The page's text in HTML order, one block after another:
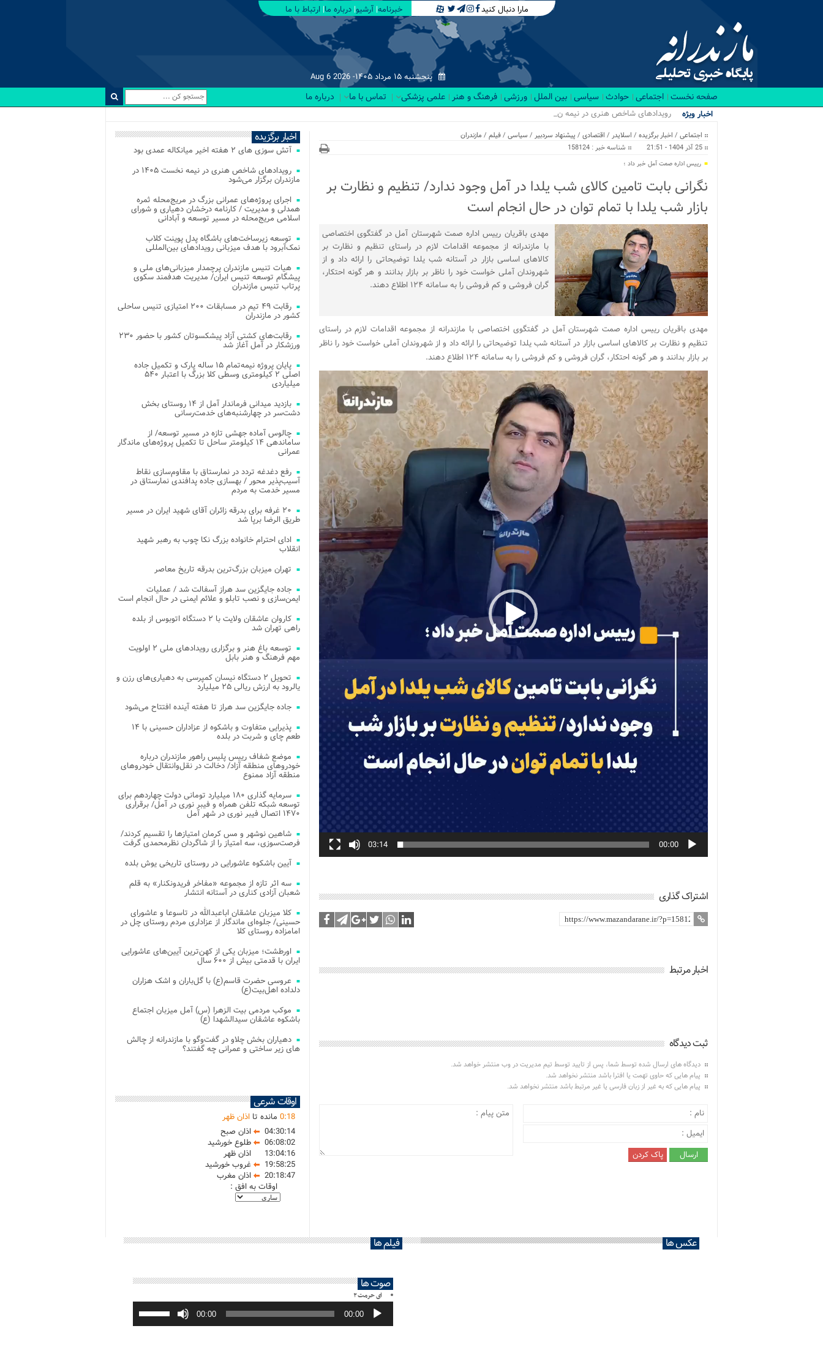
مارا دنبال کنید خبرنامه آرشیو درباره ما ارتباط با ما
پنجشنبه ۱۵ مرداد ۱۴۰۵- Aug 6 2026
صفحه نخست اجتماعی حوادث سیاسی بین الملل ورزشی فرهنگ و هنر علمی پزشکی تماس با ما درباره ما
اخبار ویژه رویدادهای شاخص هنری در نیمه نخست ۱۴۰۵ در _
اجتماعی / اخبار برگزیده / اسلایدر / اقتصادی / پیشنهاد سردبیر / سیاسی /فیلم / مازندران
25 آذر 1404 - 21:51
شناسه خبر : 158124
رییس اداره صمت آمل خبر داد ؛
نگرانی بابت تامین کالای شب یلدا در آمل وجود ندارد/ تنظیم و نظارت بر
بازار شب یلدا با تمام توان در حال انجام است
مهدی باقریان رییس اداره صمت شهرستان آمل در گفتگوی اختصاصی
با مازندرانه از مجموعه اقدامات لازم در راستای تنظیم و نظارت بر
کالاهای اساسی بازار در آستانه شب یلدا توضیحاتی را ارائه داد و از
شهروندان آملی خواست خود را ناظر بر بازار بدانند و هر گونه احتکار،
گران فروشی و کم فروشی را به سامانه ۱۲۴ اطلاع دهند.
مهدی باقریان رییس اداره صمت شهرستان آمل در گفتگوی اختصاصی با مازندرانه از مجموعه اقدامات لازم در راستای
تنظیم و نظارت بر کالاهای اساسی بازار در آستانه شب یلدا توضیحاتی را ارائه داد و از شهروندان آملی خواست خود را ناظر
بر بازار بدانند و هر گونه احتکار، گران فروشی و کم فروشی را به سامانه ۱۲۴ اطلاع دهند.
نمایشگر
ویدیو
00:00
03:14
اشتراک گذاری
اخبار مرتبط
ثبت دیدگاه
دیدگاه های ارسال شده توسط شما، پس از تایید توسط تیم مدیریت در وب منتشر خواهد شد.
پیام هایی که حاوی تهمت یا افترا باشد منتشر نخواهد شد.
پیام هایی که به غیر از زبان فارسی یا غیر مرتبط باشد منتشر نخواهد شد.
اخبار برگزیده
آتش‌ سوزی‌ های ۲ هفته اخیر میانکاله عمدی بود
رویدادهای شاخص هنری در نیمه نخست ۱۴۰۵ در
مازندران برگزار می‌شود
اجرای پروژه‌های عمرانی بزرگ در مریج‌محله ثمره
همدلی و مدیریت / کارنامه درخشان دهیاری و شورای
اسلامی مریج‌محله در مسیر توسعه و آبادانی
توسعه زیرساخت‌های باشگاه پدل پوینت کلاب
نمک‌آبرود با هدف میزبانی رویدادهای بین‌المللی
هیات تنیس مازندران پرچمدار میزبانی‌های ملی و
پیشگام توسعه تنیس ایران/ مدیریت هدفمند سکوی
پرتاب تنیس مازندران
رقابت ۴۹ تیم در مسابقات ۲۰۰ امتیازی تنیس ساحلی
کشور در مازندران
رقابت‌های کشتی آزاد پیشکسوتان کشور با حضور ۲۳۰
ورزشکار در آمل آغاز شد
پایان پروژه نیمه‌تمام ۱۵ ساله پارک و تکمیل جاده
اصلی ۲ کیلومتری وسطی کلا بزرگ با اعتبار ۵۴۰
میلیاردی
بازدید میدانی فرماندار آمل از ۱۴ روستای بخش
دشت‌سر در چهارشنبه‌های خدمت‌رسانی
چالوس آماده جهشی تازه در مسیر توسعه/ از
ساماندهی ۱۴ کیلومتر ساحل تا تکمیل پروژه‌های ماندگار
عمرانی
رفع دغدغه تردد در نمارستاق با مقاوم‌سازی نقاط
آسیب‌پذیر محور / بهسازی جاده پدافندی نمارستاق در
مسیر خدمت به مردم
۲۰ غرفه برای بدرقه زائران آقای شهید ایران در مسیر
طریق الرضا برپا شد
ادای احترام خانواده بزرگ نکا چوب به رهبر شهید
انقلاب
تهران میزبان بزرگ‌ترین بدرقه تاریخ معاصر
جاده جایگزین سد هراز آسفالت شد / عملیات
ایمن‌سازی و نصب تابلو و علائم ایمنی در حال انجام است
کاروان عاشقان ولایت با ۲ دستگاه اتوبوس از بلده
راهی تهران شد
توسعه باغ هنر و برگزاری رویدادهای ملی ۲ اولویت
مهم فرهنگ و هنر بابل
تحویل ۲ دستگاه نیسان کمپرسی به دهیاری‌های رزن و
یالرود به ارزش ریالی ۲۵ میلیارد
جاده جایگزین سد هراز تا هفته آینده افتتاح می‌شود
پذیرایی متفاوت و باشکوه از عزاداران حسینی با ۱۴
طعم چای و شربت در بلده
موضع شفاف رییس پلیس راهور مازندران درباره
خودروهای منطقه آزاد/ دخالت در نقل‌وانتقال خودروهای
منطقه آزاد ممنوع
سرمایه گذاری ۱۸۰ میلیارد تومانی دولت چهاردهم برای
توسعه شبکه تلفن همراه و فیبر نوری در آمل/ برقراری
۱۴۷۰ اتصال فیبر نوری در شهر آمل
شاهین نوشهر و مس کرمان امتیازها را تقسیم کردند/
فرصت‌سوزی، سه امتیاز را از شاگردان نظرمحمدی گرفت
آیین باشکوه عاشورایی در روستای تاریخی یوش بلده
سه اثر تازه از مجموعه «مفاخر فریدونکنار» به قلم
شعبان آزادی کناری در آستانه انتشار
کلا میزبان عاشقان اباعبدالله در تاسوعا و عاشورای
حسینی/ جلوه‌ای ماندگار از عزاداری مردم روستای چل در
امامزاده روستای کلا
اورطشت؛ میزبان یکی از کهن‌ترین آیین‌های عاشورایی
ایران با قدمتی بیش از ۶۰۰ سال
عروسی حضرت قاسم(ع) با گل‌باران و اشک هزاران
دلداده اهل‌بیت(ع)
موکب مردمی بیت‌ الزهرا (س) آمل میزبان اجتماع
باشکوه عاشقان سیدالشهدا (ع)
دهیاران بخش چلاو در گفت‌وگو با مازندرانه از چالش
های زیر ساختی و عمرانی چه گفتند؟
اوقات شرعی
0:18 مانده تااذان ظهر
04:30:14
اذان صبح
06:08:02
طلوع خورشید
13:04:16
اذان ظهر
19:58:25
غروب خورشید
20:18:47
اذان مغرب
اوقات به افق :
عکس ها فیلم ها
صوت ها
ای حرمت ۲
پخش‌کننده
صوت 00:00
00:00
برای
افزایش
یا
صدا